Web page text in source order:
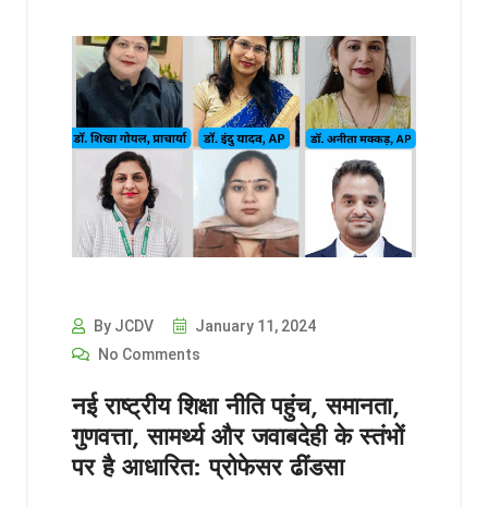
By JCDV
January 11, 2024
No Comments
नई राष्ट्रीय शिक्षा नीति पहुंच, समानता,
गुणवत्ता, सामर्थ्य और जवाबदेही के स्तंभों
पर है आधारित: प्रोफेसर ढींडसा